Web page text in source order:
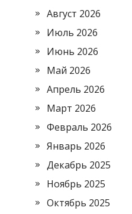
Август 2026
Июль 2026
Июнь 2026
Май 2026
Апрель 2026
Март 2026
Февраль 2026
Январь 2026
Декабрь 2025
Ноябрь 2025
Октябрь 2025